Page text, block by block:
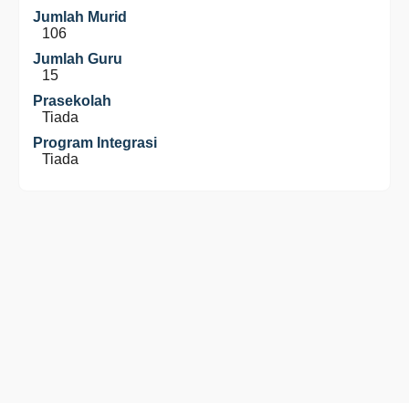
Jumlah Murid
106
Jumlah Guru
15
Prasekolah
Tiada
Program Integrasi
Tiada